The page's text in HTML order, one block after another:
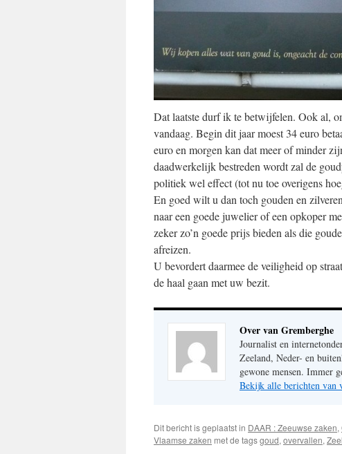
Dat laatste durf ik te betwijfelen. Ook al,
vandaag. Begin dit jaar moest 34 euro
euro en morgen kan dat meer of minder
daadwerkelijk bestreden wordt zal de
politiek wel effect (tot nu toe overigens
En goed wilt u dan toch gouden en
naar een goede juwelier of een opkoper
zeker zo’n goede prijs bieden als die
afreizen.
U bevordert daarmee de veiligheid op
de haal gaan met uw bezit.
Over van Gremberghe
Journalist en
Zeeland, Neder- en
gewone mensen. Immer
Bekijk alle berichten van
Dit bericht is geplaatst in DAAR : Zeeuwse zaken,
Vlaamse zaken met de tagsgoud, overvallen,